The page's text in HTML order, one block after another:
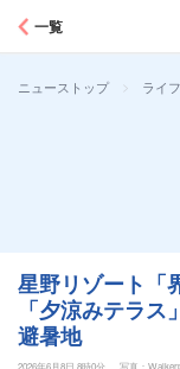
一覧
ニューストップ > ライ
星野リゾート「
「夕涼みテラ
避暑地
2026年6月8日 8時0分 写真：